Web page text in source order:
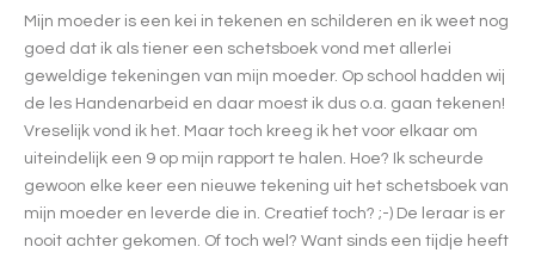
Mijn moeder is een kei in tekenen en schilderen en ik weet nog
goed dat ik als tiener een schetsboek vond met allerlei
geweldige tekeningen van mijn moeder. Op school hadden wij
de les Handenarbeid en daar moest ik dus o.a. gaan tekenen!
Vreselijk vond ik het. Maar toch kreeg ik het voor elkaar om
uiteindelijk een 9 op mijn rapport te halen. Hoe? Ik scheurde
gewoon elke keer een nieuwe tekening uit het schetsboek van
mijn moeder en leverde die in. Creatief toch? ;-) De leraar is er
nooit achter gekomen. Of toch wel? Want sinds een tijdje heeft